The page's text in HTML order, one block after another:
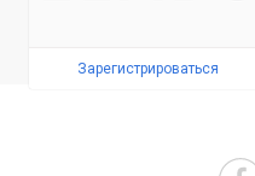
Зарегистрироваться